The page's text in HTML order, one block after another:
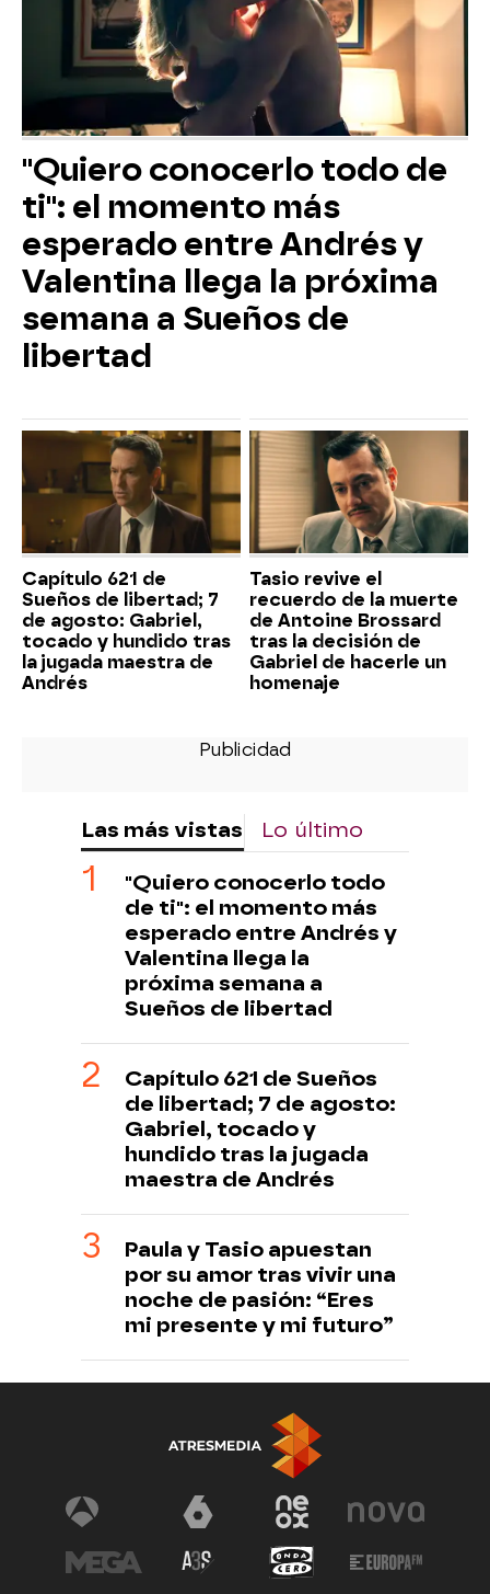
"Quiero conocerlo todo de
ti": el momento más
esperado entre Andrés y
Valentina llega la próxima
semana a Sueños de
libertad
Capítulo 621 de
Sueños de libertad; 7
de agosto: Gabriel,
tocado y hundido tras
la jugada maestra de
Andrés
Tasio revive el
recuerdo de la muerte
de Antoine Brossard
tras la decisión de
Gabriel de hacerle un
homenaje
Las más vistas Lo último
"Quiero conocerlo todo
de ti": el momento más
esperado entre Andrés y
Valentina llega la
próxima semana a
Sueños de libertad
Capítulo 621 de Sueños
de libertad; 7 de agosto:
Gabriel, tocado y
hundido tras la jugada
maestra de Andrés
Paula y Tasio apuestan
por su amor tras vivir una
noche de pasión: “Eres
mi presente y mi futuro”